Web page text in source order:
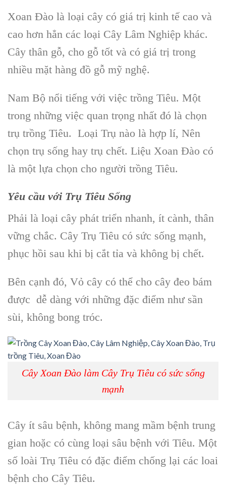
Xoan Đào là loại cây có giá trị kinh tế cao và
cao hơn hẳn các loại Cây Lâm Nghiệp khác.
Cây thân gỗ, cho gỗ tốt và có giá trị trong
nhiều mặt hàng đồ gỗ mỹ nghệ.
Nam Bộ nổi tiếng với việc trồng Tiêu. Một
trong những việc quan trọng nhất đó là chọn
trụ trồng Tiêu. Loại Trụ nào là hợp lí, Nên
chọn trụ sống hay trụ chết. Liệu Xoan Đào có
là một lựa chọn cho người trồng Tiêu.
Yêu cầu với Trụ Tiêu Sống
Phải là loại cây phát triển nhanh, ít cành, thân
vững chắc. Cây Trụ Tiêu có sức sống mạnh,
phục hồi sau khi bị cắt tỉa và không bị chết.
Bên cạnh đó, Vỏ cây có thể cho cây đeo bám
được dễ dàng với những đặc điểm như sần
sùi, không bong tróc.
Cây Xoan Đào làm Cây Trụ Tiêu có sức sống
mạnh
Cây ít sâu bệnh, không mang mầm bệnh trung
gian hoặc có cùng loại sâu bệnh với Tiêu. Một
số loài Trụ Tiêu có đặc điểm chống lại các loai
bệnh cho Cây Tiêu.